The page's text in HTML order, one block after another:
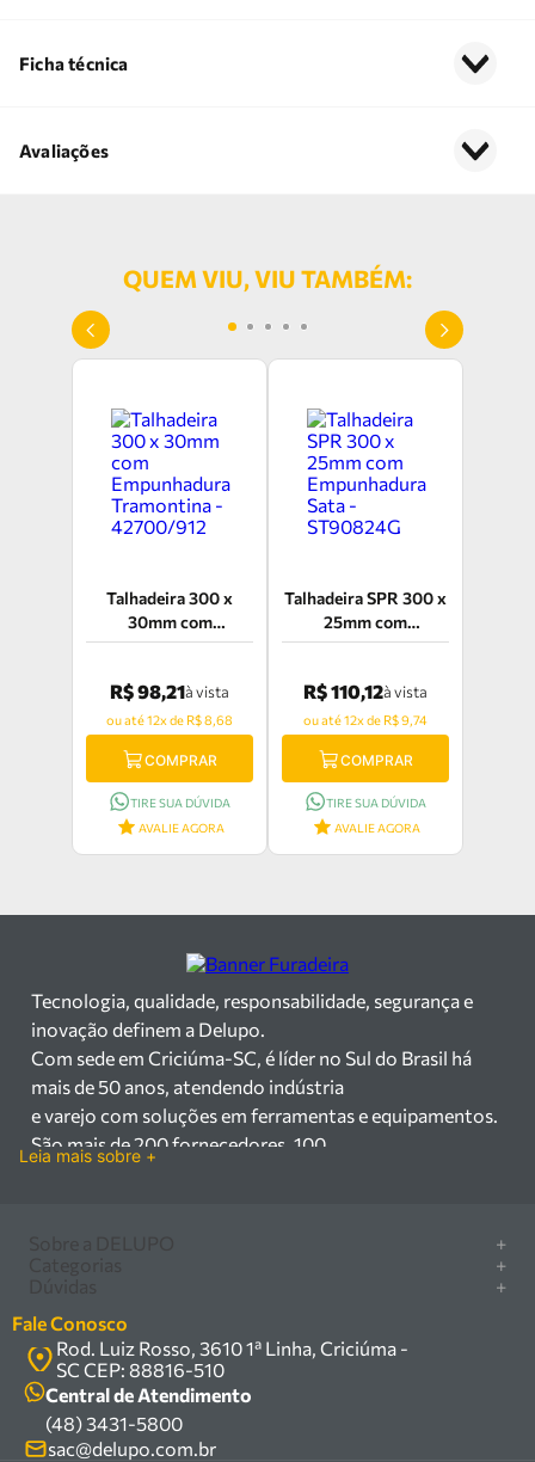
Ficha técnica
Avaliações
QUEM VIU, VIU TAMBÉM:
Talhadeira 300 x
30mm com
Empunhadura
42700/912
R$ 98,21à vista
ou até 12x de R$ 8,68
COMPRAR
TIRE SUA DÚVIDA
AVALIE AGORA
Talhadeira SPR 300 x
25mm com
Empunhadura Sata -
R$ 110,12à vista
ou até 12x de R$ 9,74
COMPRAR
TIRE SUA DÚVIDA
AVALIE AGORA
Tecnologia, qualidade, responsabilidade, segurança e
inovação definem a Delupo.
Com sede em Criciúma-SC, é líder no Sul do Brasil há
mais de 50 anos, atendendo indústria
e varejo com soluções em ferramentas e equipamentos.
São mais de 200 fornecedores, 100
equipamentos industriais no Sul do Brasil. Com sede em
Criciúma – SC, atendemos os
setores industrial e varejista com um amplo portfólio de
produtos à pronta entrega.
Trabalhamos com mais de 200 fornecedores parceiros e
um estoque com mais de
Leia mais sobre +
+
Marcas
Política de privacidade
Política de entrega
Termos e condições
Fale conosco
+
Serra circular
Compressor
Caixa Organizadora
Carrinho Armazém
Kits
+
Como comprar
Central de ajuda
Troca, devolução e garantia
Fale Conosco
Rod. Luiz Rosso, 3610 1ª Linha, Criciúma -
SC CEP: 88816-510
Central de Atendimento
(48) 3431-5800
sac@delupo.com.br